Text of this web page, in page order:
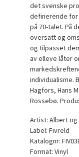
det svenske
definerende for
på 70-talet. På
oversatt og
og tilpasset
av elleve låter
individualisme.
Hagfors, Hans
Rossebø.
Artist: Albert og
Label: Fivreld
Katalognr:
Format: Vinyl